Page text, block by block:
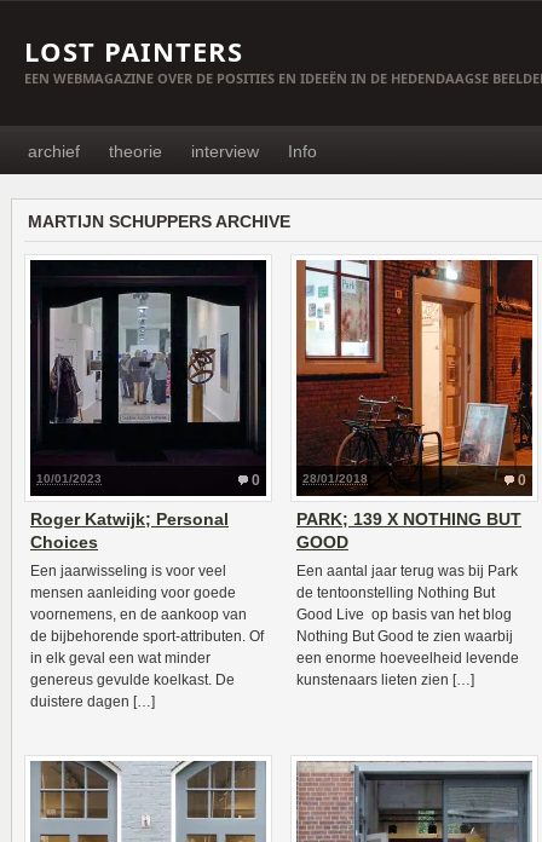
LOST PAINTERS
EEN WEBMAGAZINE OVER DE POSITIES EN IDEEËN IN DE HEDENDAAGSE
archief theorie interview Info
MARTIJN SCHUPPERS ARCHIVE
0
10/01/2023
Roger Katwijk; Personal
Choices
Een jaarwisseling is voor veel
mensen aanleiding voor goede
voornemens, en de aankoop van
de bijbehorende sport-attributen. Of
in elk geval een wat minder
genereus gevulde koelkast. De
duistere dagen […]
0
28/01/2018
PARK; 139 X NOTHING BUT
GOOD
Een aantal jaar terug was bij Park
de tentoonstelling Nothing But
Good Live op basis van het blog
Nothing But Good te zien waarbij
een enorme hoeveelheid levende
kunstenaars lieten zien […]